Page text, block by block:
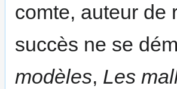
comte, auteur de
succès ne se
modèles, Les